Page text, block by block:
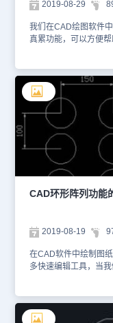
2019-08-29
我们在CAD绘图软件
真累功能，可以方便
卡 ， “修改”面板 ，
点。 将显示预览阵
的数量。 输入 a（角
箭头夹点来调整填充
阵列是关联的并且显
是围绕中心点旋转
“阵列”上下文功能区 ，
项目之间的角度 选
列第一行的第二个项
多项目时才显示此夹
然后单击。 以上就是
今天就介绍这么多了
巧，可关注浩辰CAD官
CAD环形阵列功能
2019-08-19
在CAD软件中绘制图
多快速编辑工具，当
对话框，1、矩形阵列
象”，对话框暂时消失